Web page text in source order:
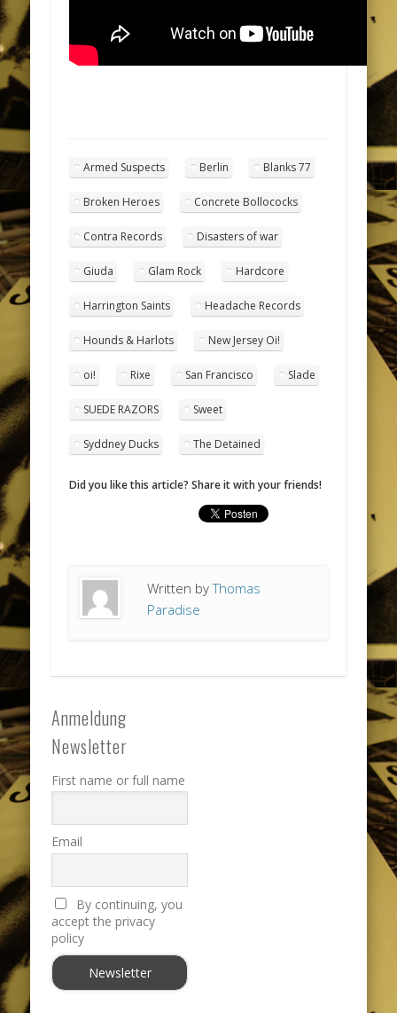
Armed Suspects Berlin Blanks 77
Broken Heroes Concrete Bollococks
Contra Records Disasters of war
Giuda Glam Rock Hardcore
Harrington Saints Headache Records
Hounds & Harlots New Jersey Oi!
oi! Rixe San Francisco Slade
SUEDE RAZORS Sweet
Syddney Ducks The Detained
Did you like this article? Share it with your friends!
Written byThomas
Paradise
Anmeldung
Newsletter
First name or full name
Email
By continuing, you
accept the privacy
policy